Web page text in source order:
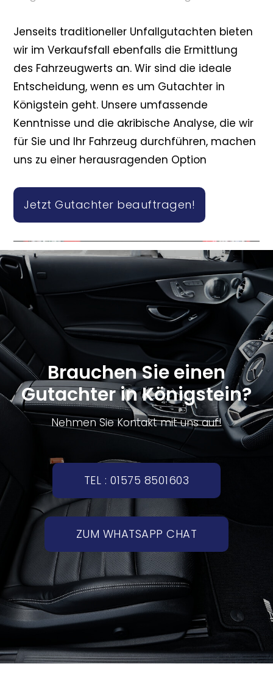
Jenseits traditioneller Unfallgutachten bieten
wir im Verkaufsfall ebenfalls die Ermittlung
des Fahrzeugwerts an. Wir sind die ideale
Entscheidung, wenn es um Gutachter in
Königstein geht. Unsere umfassende
Kenntnisse und die akribische Analyse, die wir
für Sie und Ihr Fahrzeug durchführen, machen
uns zu einer herausragenden Option
Jetzt Gutachter beauftragen!
Brauchen Sie einen
Gutachter in Königstein?
Nehmen Sie Kontakt mit uns auf!
TEL : 01575 8501603
ZUM WHATSAPP CHAT